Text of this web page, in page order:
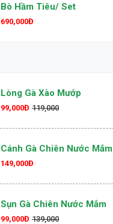
Bò Hầm Tiêu/ Set
690,000Đ
Lòng Gà Xào Mướp
99,000Đ 119,000
Cánh Gà Chiên Nước Mắm
149,000Đ
Sụn Gà Chiên Nước Mắm
99,000Đ 139,000